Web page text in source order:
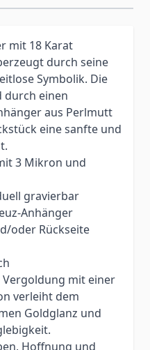
mit 18 Karat
durch seine
Symbolik. Die
durch einen
aus Perlmutt
eine sanfte und
3 Mikron und
gravierbar
Anhänger
oder Rückseite
mit einer
verleiht dem
Goldglanz und
Hoffnung und